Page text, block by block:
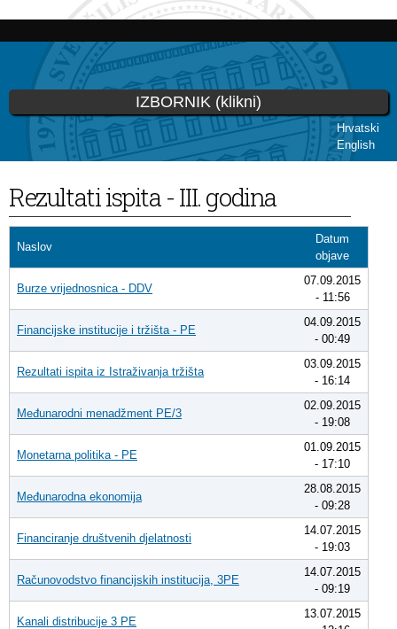
Skip to
content
Hrvatski
English
IZBORNIK (klikni)
You are here
Rezultati ispita - III. godina
Naslov
Datum
objave
Burze vrijednosnica - DDV
07.09.2015
- 11:56
Financijske institucije i tržišta - PE
04.09.2015
- 00:49
Rezultati ispita iz Istraživanja tržišta
03.09.2015
- 16:14
Međunarodni menadžment PE/3
02.09.2015
- 19:08
Monetarna politika - PE
01.09.2015
- 17:10
Međunarodna ekonomija
28.08.2015
- 09:28
Financiranje društvenih djelatnosti
14.07.2015
- 19:03
Računovodstvo financijskih institucija, 3PE
14.07.2015
- 09:19
Kanali distribucije 3 PE
13.07.2015